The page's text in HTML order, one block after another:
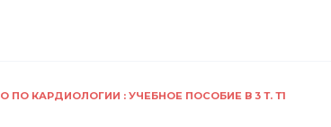
ПО КАРДИОЛОГИИ : УЧЕБНОЕ ПОСОБИЕ В 3 Т. Т1